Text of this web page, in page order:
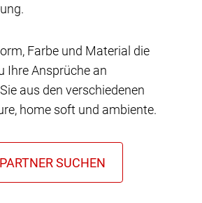
Farbe und Material die
Ihre Ansprüche an
aus den verschiedenen
home soft und ambiente.